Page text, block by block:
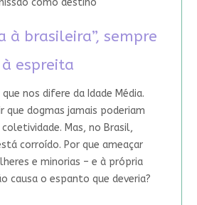
à brasileira”, sempre
à espreita
nos difere da Idade Média.
que dogmas jamais poderiam
Mas, no Brasil,
corroído. Por que ameaçar
e minorias – e à própria
causa o espanto que deveria?